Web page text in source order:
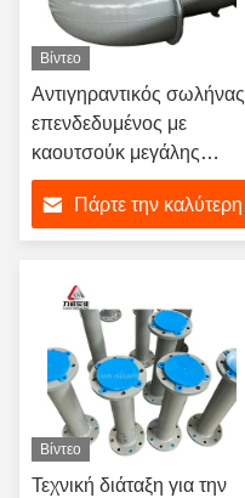
Βίντεο
Αντιγηραντικός σωλήνας
επενδεδυμένος με
καουτσούκ μεγάλης
διάρκειας ζωής, πάχος
τοιχώματος 2-16mm,
προσαρμόσιμος για
περιβάλλοντος
Πάρτε την καλύτερη
Βίντεο
Τεχνική διάταξη για την